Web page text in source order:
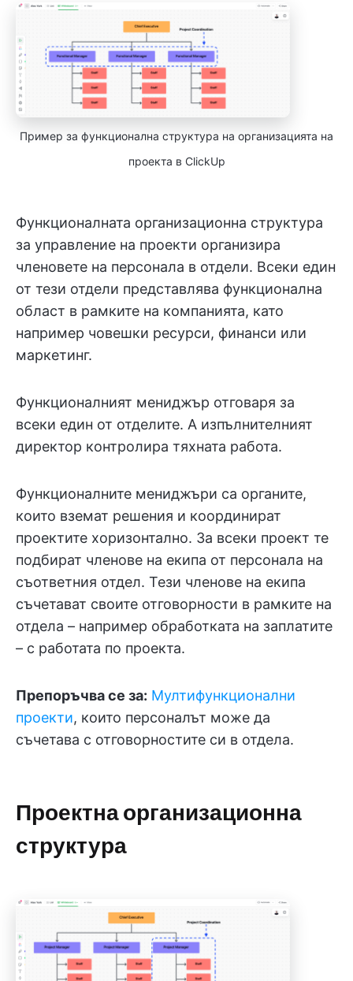
Пример за функционална структура на организацията на
проекта в ClickUp
Функционалната организационна структура
за управление на проекти организира
членовете на персонала в отдели. Всеки един
от тези отдели представлява функционална
област в рамките на компанията, като
например човешки ресурси, финанси или
маркетинг.
Функционалният мениджър отговаря за
всеки един от отделите. А изпълнителният
директор контролира тяхната работа.
Функционалните мениджъри са органите,
които вземат решения и координират
проектите хоризонтално. За всеки проект те
подбират членове на екипа от персонала на
съответния отдел. Тези членове на екипа
съчетават своите отговорности в рамките на
отдела – например обработката на заплатите
– с работата по проекта.
Препоръчва се за: Мултифункционални
проекти, които персоналът може да
съчетава с отговорностите си в отдела.
Проектна организационна
структура